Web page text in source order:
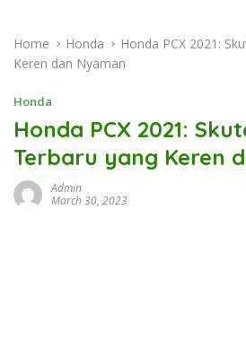
Home Honda
Honda PCX 2021:
Keren dan Nyaman
Honda
Honda PCX 2021:
Terbaru yang Keren
Admin
March 30, 2023